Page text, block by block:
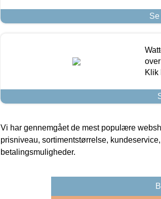
Klik
Vi har gennemgået de mest populære
prisniveau, sortimentstørrelse,
betalingsmuligheder.